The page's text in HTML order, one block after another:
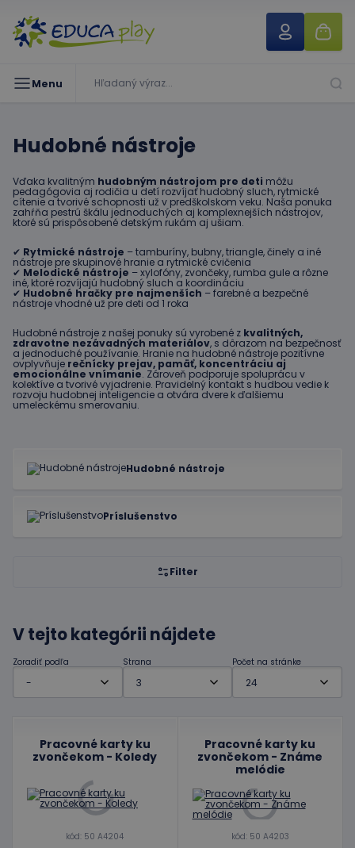
Menu
Hudobné nástroje
Vďaka kvalitným hudobným nástrojom pre deti môžu
pedagógovia aj rodičia u detí rozvíjať hudobný sluch, rytmické
cítenie a tvorivé schopnosti už v predškolskom veku. Naša ponuka
zahŕňa pestrú škálu jednoduchých aj komplexnejších nástrojov,
ktoré sú prispôsobené detským rukám aj ušiam.
✔ Rytmické nástroje – tamburíny, bubny, triangle, činely a iné
nástroje pre skupinové hranie a rytmické cvičenia
✔ Melodické nástroje – xylofóny, zvončeky, rumba gule a rôzne
iné, ktoré rozvíjajú hudobný sluch a koordináciu
✔ Hudobné hračky pre najmenších – farebné a bezpečné
nástroje vhodné už pre deti od 1 roka
Hudobné nástroje z našej ponuky sú vyrobené z kvalitných,
zdravotne nezávadných materiálov, s dôrazom na bezpečnosť
a jednoduché používanie. Hranie na hudobné nástroje pozitívne
ovplyvňuje rečnícky prejav, pamäť, koncentráciu aj
emocionálne vnímanie. Zároveň podporuje spoluprácu v
kolektíve a tvorivé vyjadrenie. Pravidelný kontakt s hudbou vedie k
rozvoju hudobnej inteligencie a otvára dvere k ďalšiemu
umeleckému smerovaniu.
Hudobné nástroje
Príslušenstvo
Filter
V tejto kategórii nájdete
Zoradiť podľa Strana Počet na stránke
Pracovné karty ku
zvončekom - Koledy
kód: 50 A4204
Pracovné karty ku
zvončekom - Známe
melódie
kód: 50 A4203